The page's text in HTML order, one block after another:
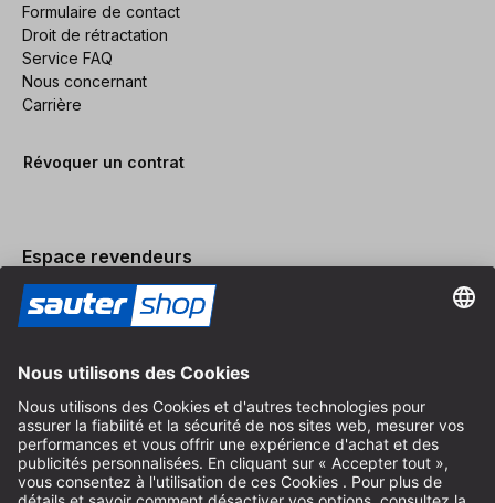
Formulaire de contact
Droit de rétractation
Service FAQ
Nous concernant
Carrière
Révoquer un contrat
Espace revendeurs
Devenir revendeur
Mentions légales
Conditions Générales
Protection des Données